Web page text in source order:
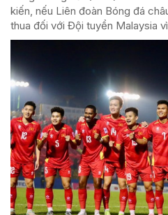
kiến, nếu Liên đoàn Bóng đá
thua đối với Đội tuyển Malaysia